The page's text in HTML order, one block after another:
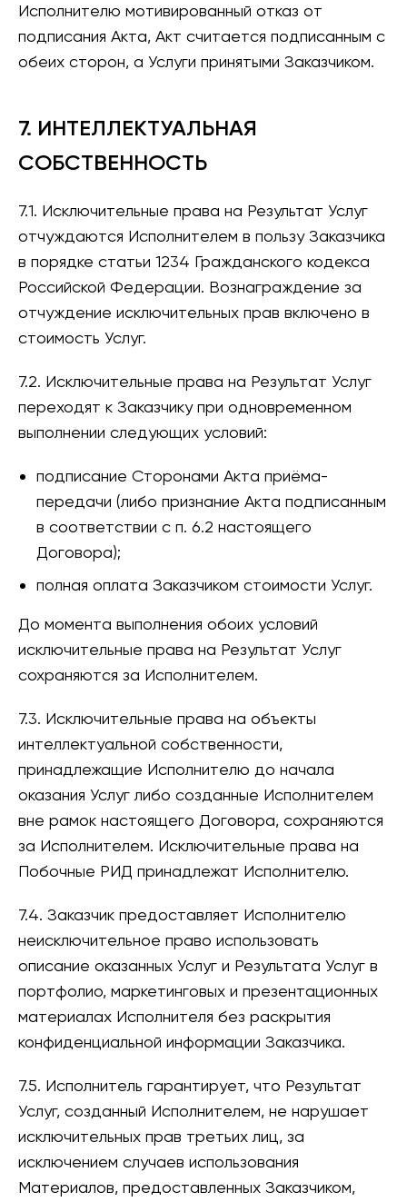
Исполнителю мотивированный отказ от
подписания Акта, Акт считается подписанным с
обеих сторон, а Услуги принятыми Заказчиком.
7. ИНТЕЛЛЕКТУАЛЬНАЯ
СОБСТВЕННОСТЬ
7.1. Исключительные права на Результат Услуг
отчуждаются Исполнителем в пользу Заказчика
в порядке статьи 1234 Гражданского кодекса
Российской Федерации. Вознаграждение за
отчуждение исключительных прав включено в
стоимость Услуг.
7.2. Исключительные права на Результат Услуг
переходят к Заказчику при одновременном
выполнении следующих условий:
подписание Сторонами Акта приёма-
передачи (либо признание Акта подписанным
в соответствии с п. 6.2 настоящего
Договора);
полная оплата Заказчиком стоимости Услуг.
До момента выполнения обоих условий
исключительные права на Результат Услуг
сохраняются за Исполнителем.
7.3. Исключительные права на объекты
интеллектуальной собственности,
принадлежащие Исполнителю до начала
оказания Услуг либо созданные Исполнителем
вне рамок настоящего Договора, сохраняются
за Исполнителем. Исключительные права на
Побочные РИД принадлежат Исполнителю.
7.4. Заказчик предоставляет Исполнителю
неисключительное право использовать
описание оказанных Услуг и Результата Услуг в
портфолио, маркетинговых и презентационных
материалах Исполнителя без раскрытия
конфиденциальной информации Заказчика.
7.5. Исполнитель гарантирует, что Результат
Услуг, созданный Исполнителем, не нарушает
исключительных прав третьих лиц, за
исключением случаев использования
Материалов, предоставленных Заказчиком,